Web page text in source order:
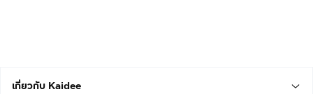
เกี่ยวกับ Kaidee